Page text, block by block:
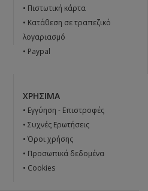
• Πιστωτική κάρτα
• Κατάθεση σε τραπεζικό
λογαριασμό
• Paypal
ΧΡΉΣΙΜΑ
• Εγγύηση - Επιστροφές
• Συχνές Ερωτήσεις
• Όροι χρήσης
• Προσωπικά δεδομένα
• Cookies